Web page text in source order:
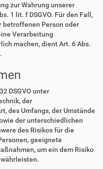
zur Wahrung unserer
1 lit. f DSGVO. Für den Fall,
betroffenen Person oder
Verarbeitung
machen, dient Art. 6 Abs.
DSGVO unter
der
des Umfangs, der Umstände
der unterschiedlichen
des Risikos für die
geeignete
um ein dem Risiko